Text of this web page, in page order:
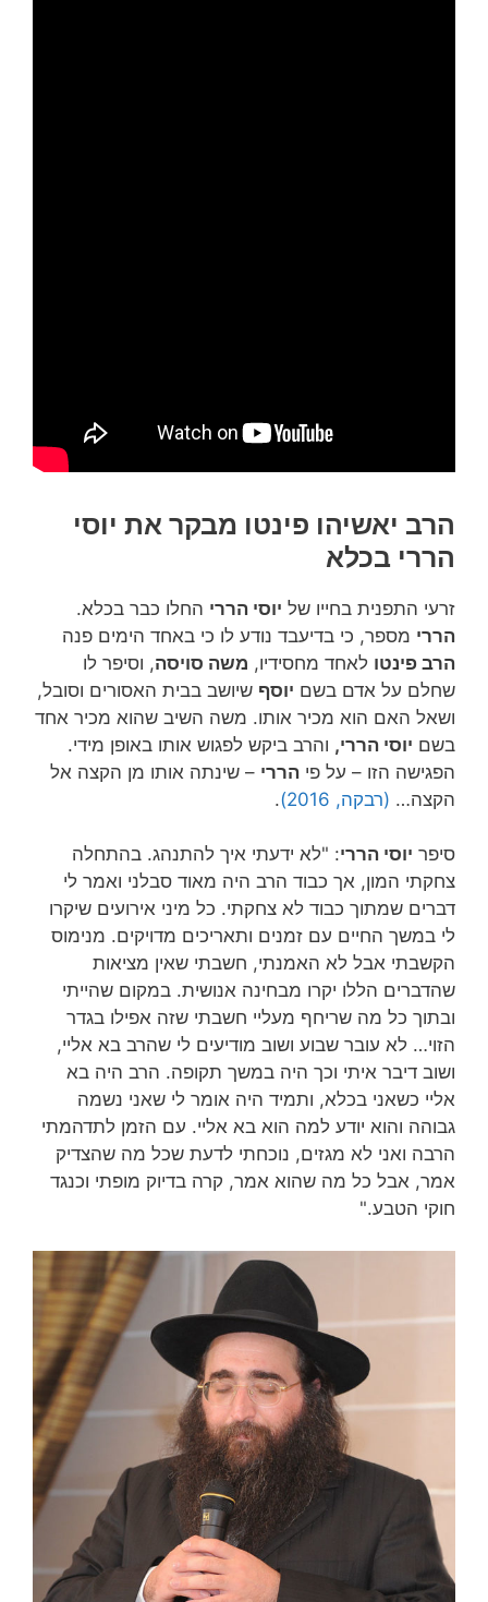
הרב יאשיהו פינטו מבקר את יוסי
הררי בכלא
זרעי התפנית בחייו של יוסי הררי החלו כבר בכלא.
הררי מספר, כי בדיעבד נודע לו כי באחד הימים פנה
הרב פינטו לאחד מחסידיו, משה סויסה, וסיפר לו
שחלם על אדם בשם יוסף שיושב בבית האסורים וסובל,
ושאל האם הוא מכיר אותו. משה השיב שהוא מכיר אחד
בשם יוסי הררי, והרב ביקש לפגוש אותו באופן מידי.
הפגישה הזו – על פי הררי – שינתה אותו מן הקצה אל
הקצה… (רבקה, 2016) .
סיפר יוסי הררי: "לא ידעתי איך להתנהג. בהתחלה
צחקתי המון, אך כבוד הרב היה מאוד סבלני ואמר לי
דברים שמתוך כבוד לא צחקתי. כל מיני אירועים שיקרו
לי במשך החיים עם זמנים ותאריכים מדויקים. מנימוס
הקשבתי אבל לא האמנתי, חשבתי שאין מציאות
שהדברים הללו יקרו מבחינה אנושית. במקום שהייתי
ובתוך כל מה שריחף מעליי חשבתי שזה אפילו בגדר
הזוי… לא עובר שבוע ושוב מודיעים לי שהרב בא אליי,
ושוב דיבר איתי וכך היה במשך תקופה. הרב היה בא
אליי כשאני בכלא, ותמיד היה אומר לי שאני נשמה
גבוהה והוא יודע למה הוא בא אליי. עם הזמן לתדהמתי
הרבה ואני לא מגזים, נוכחתי לדעת שכל מה שהצדיק
אמר, אבל כל מה שהוא אמר, קרה בדיוק מופתי וכנגד
חוקי הטבע."